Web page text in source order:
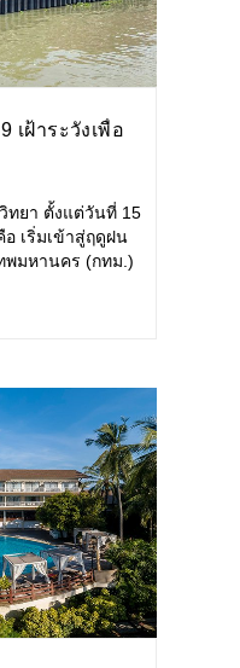
เฝ้าระวังเพื่อ
ทยา ตั้งแต่วันที่ 15
เริ่มเข้าสู่ฤดูฝน
พมหานคร (กทม.)